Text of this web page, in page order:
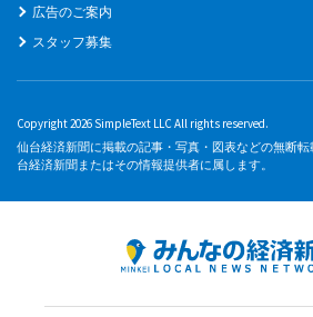
広告のご案内
スタッフ募集
Copyright 2026 SimpleText LLC All rights reserved.
仙台経済新聞に掲載の記事・写真・図表などの無断
台経済新聞またはその情報提供者に属します。